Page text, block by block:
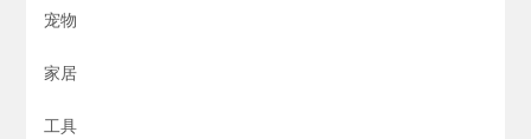
宠物
家居
工具